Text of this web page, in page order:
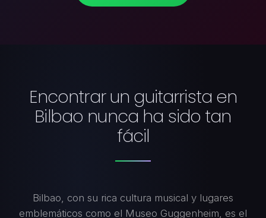
Encontrar un guitarrista en
Bilbao nunca ha sido tan
fácil
Bilbao, con su rica cultura musical y lugares
emblemáticos como el Museo Guggenheim, es el